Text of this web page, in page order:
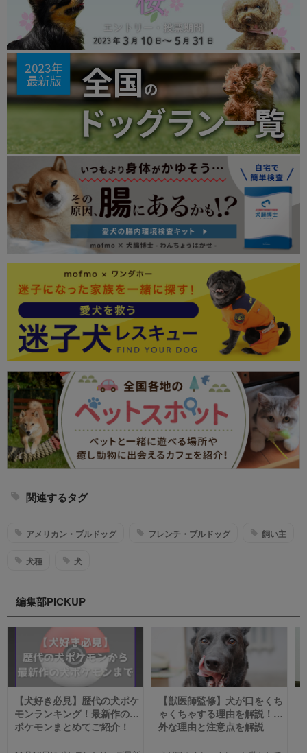
関連するタグ
アメリカン・ブルドッグ フレンチ・ブルドッグ 飼い主
犬種 犬
編集部PICKUP
【犬好き必見】歴代の犬ポケ
モンランキング！最新作の犬
ポケモンまとめてご紹介！
【獣医師監修】犬が口をくち
ゃくちゃする理由を解説！意
外な理由と注意点を解説